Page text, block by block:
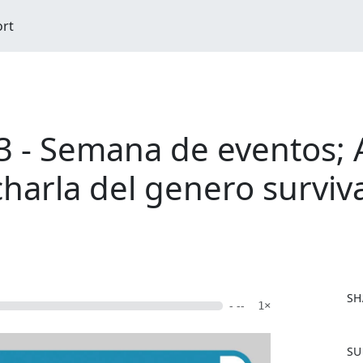
- Semana de
del genero
- -- 1×
a